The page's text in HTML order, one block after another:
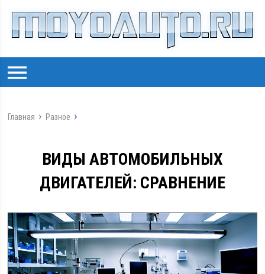
Главная Разное
ВИДЫ АВТОМОБИЛЬНЫХ
ДВИГАТЕЛЕЙ: СРАВНЕНИЕ